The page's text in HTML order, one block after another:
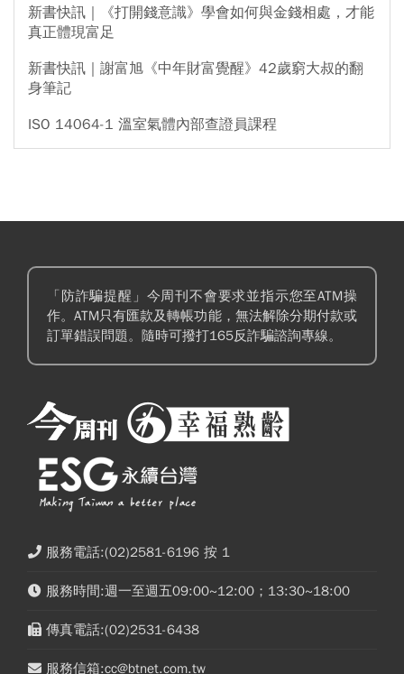
新書快訊｜《打開錢意識》學會如何與金錢相處，才能
真正體現富足
新書快訊｜謝富旭《中年財富覺醒》42歲窮大叔的翻
身筆記
ISO 14064-1 溫室氣體內部查證員課程
「防詐騙提醒」今周刊不會要求並指示您至ATM操
作。ATM只有匯款及轉帳功能，無法解除分期付款或
訂單錯誤問題。隨時可撥打165反詐騙諮詢專線。
服務電話:(02)2581-6196 按 1
服務時間:週一至週五09:00~12:00；13:30~18:00
傳真電話:(02)2531-6438
服務信箱:cc@btnet.com.tw